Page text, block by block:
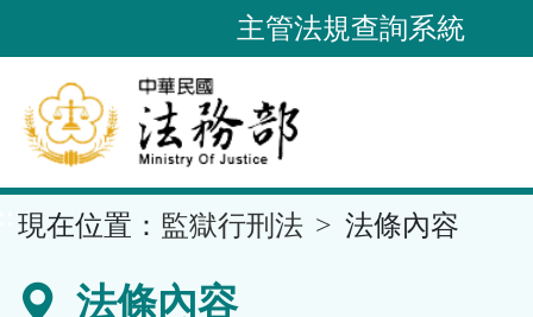
到
要
內
容
區
主管法規查詢系統
現在位置： 監獄行刑法 法條內容
法條內容